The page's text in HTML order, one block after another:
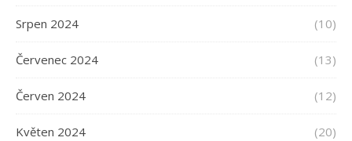
Srpen 2024 (10)
Červenec 2024 (13)
Červen 2024 (12)
Květen 2024 (20)